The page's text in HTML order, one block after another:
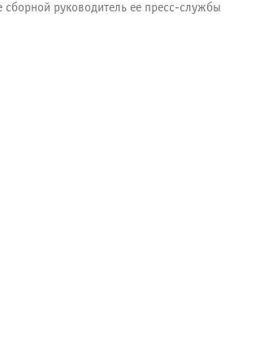
руководитель ее пресс-службы